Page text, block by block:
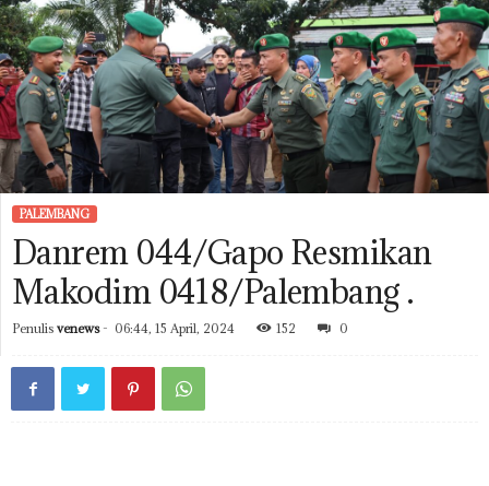
PALEMBANG
Danrem 044/Gapo Resmikan
Makodim 0418/Palembang .
Penulis venews- 06:44, 15 April, 2024 152 0